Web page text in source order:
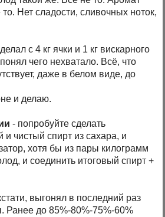
Нет сладости, сливочных ноток,
с 4 кг ячки и 1 кг вискарного
чего нехватало. Всё, что
даже в белом виде, до
и делаю.
- попробуйте сделать
и чистый спирт из сахара, и
хотя бы из пары килограмм
и соединить итоговый спирт +
выгонял в последний раз
Ранее до 85%-80%-75%-60%